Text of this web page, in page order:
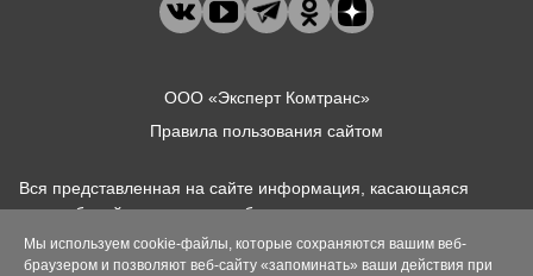
ООО «Эксперт Комтранс»
Правила пользования сайтом
Вся представленная на сайте информация, касающаяся
автомобилей и сервисного обслуживания, носит
информационный характер и не является публичной
офертой, определяемой положениями ст. 437 (2) ГК РФ. Для
Мы используем cookie-файлы, которые сохраняются вашим веб-
браузером и позволяют веб-сайту «запоминать» ваши действия при